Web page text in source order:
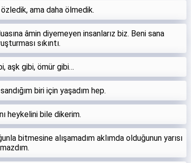
ama daha ölmedik.
âmin diyemeyen insanlarız biz. Beni sana
sıkıntı.
aşk gibi, ömür gibi…
biri için yaşadım hep.
heykelini bile dikerim.
bitmesine alışamadım aklımda olduğunun yarısı